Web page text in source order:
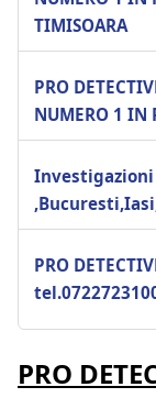
TIMISOARA
PRO
NUMERO 1 IN
Investigazioni
PRO
PRO